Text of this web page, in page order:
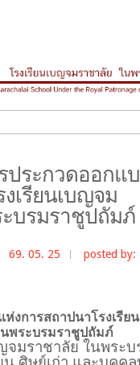
ประกวดออกแ
งเรียนเบญจม
บรมราชูปถัมภ์
69. 05. 25
posted by:
ห่งการสถาปนาโรงเรีย
พระบรมราชูปถัมภ์
จมราชาลัย ในพระ